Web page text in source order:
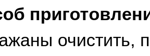
очистить,